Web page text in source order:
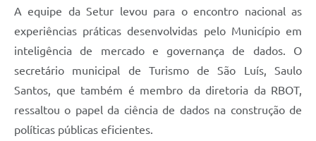
A equipe da Setur levou para o encontro nacional as
experiências práticas desenvolvidas pelo Município em
inteligência de mercado e governança de dados. O
secretário municipal de Turismo de São Luís, Saulo
Santos, que também é membro da diretoria da RBOT,
ressaltou o papel da ciência de dados na construção de
políticas públicas eficientes.